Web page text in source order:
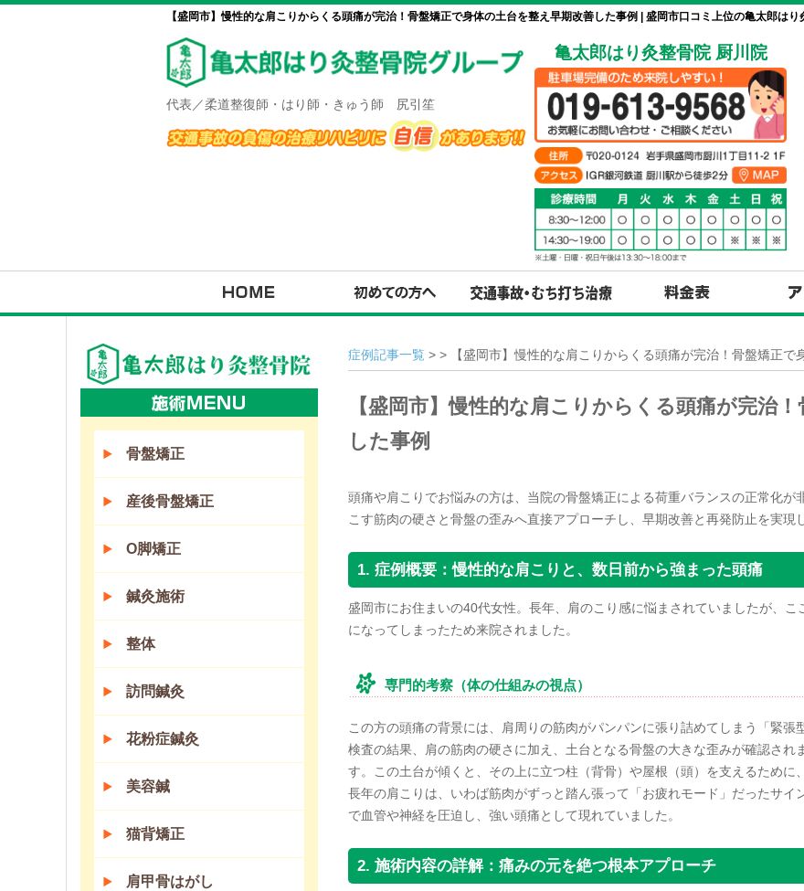
【盛岡市】慢性的な肩こりからくる頭痛が完治！骨盤矯正で身体の土台を整え早期改善した事例 | 盛岡市口コミ上位の亀太郎はり
代表／柔道整復師・はり師・きゅう師 尻引笙
亀太郎はり灸整骨院 厨川院
症例記事一覧 > > 【盛岡市】慢性的な肩こりからくる頭痛が完治！骨盤矯正で
【盛岡市】慢性的な肩こりからくる頭痛が完治
した事例
頭痛や肩こりでお悩みの方は、当院の骨盤矯正による荷重バランスの正常化
こす筋肉の硬さと骨盤の歪みへ直接アプローチし、早期改善と再発防止を実現
1. 症例概要：慢性的な肩こりと、数日前から強まった頭痛
盛岡市にお住まいの40代女性。長年、肩のこり感に悩まされていましたが、
になってしまったため来院されました。
専門的考察（体の仕組みの視点）
この方の頭痛の背景には、肩周りの筋肉がパンパンに張り詰めてしまう「緊張
検査の結果、肩の筋肉の硬さに加え、土台となる骨盤の大きな歪みが確認さ
す。この土台が傾くと、その上に立つ柱（背骨）や屋根（頭）を支えるために
長年の肩こりは、いわば筋肉がずっと踏ん張って「お疲れモード」だったサ
で血管や神経を圧迫し、強い頭痛として現れていました。
2. 施術内容の詳解：痛みの元を絶つ根本アプローチ
骨盤矯正
産後骨盤矯正
O脚矯正
鍼灸施術
整体
訪問鍼灸
花粉症鍼灸
美容鍼
猫背矯正
肩甲骨はがし